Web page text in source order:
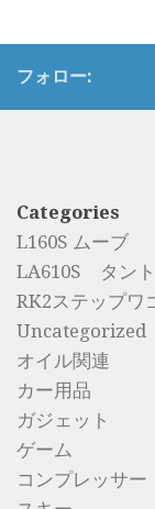
フォロー:
Categories
L160S ムーブ
LA610S タント
RK2ステップワ
Uncategorized
オイル関連
カー用品
ガジェット
ゲーム
コンプレッサー